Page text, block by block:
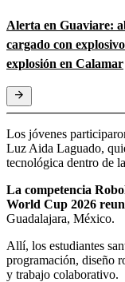
Alerta en Guaviare:
cargado con
explosión en Calamar
Los jóvenes
Luz Aida Laguado,
tecnológica dentro de
La competencia
World Cup 2026
Guadalajara, México.
Allí, los estudiantes
programación, diseño
y trabajo colaborativo.